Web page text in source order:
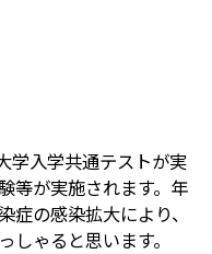
学入学共通テストが実
等が実施されます。年
の感染拡大により、
ゃると思います。